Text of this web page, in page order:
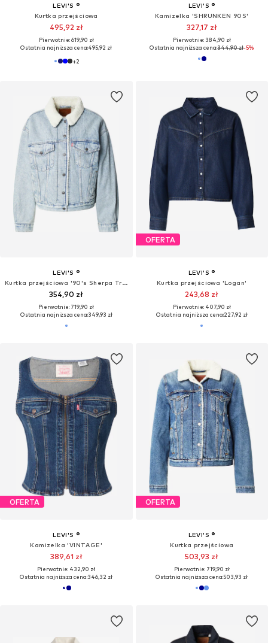
LEVI'S ®
Kurtka przejściowa
495,92 zł
Pierwotnie: 619,90 zł
Ostatnia najniższa cena:495,92 zł
+2
LEVI'S ®
Kamizelka 'SHRUNKEN 90S'
327,17 zł
Pierwotnie: 384,90 zł
Ostatnia najniższa cena:344,90 zł-5%
ODKRYJ TRENDY I NAJLEPSZE MARKI
Inspiracja dla Kurtki
Wzory pełne mocy: Przyciągaj
spojrzenia
Pierwotnie: 719,90 zł
OFERTA
243,68 zł
Pierwotnie: 407,90 zł